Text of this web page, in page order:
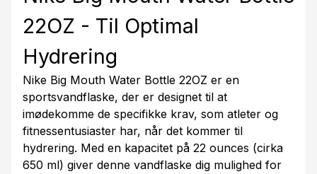
22OZ - Til Optimal
Hydrering
Nike Big Mouth Water Bottle 22OZ er en
sportsvandflaske, der er designet til at
imødekomme de specifikke krav, som atleter og
fitnessentusiaster har, når det kommer til
hydrering. Med en kapacitet på 22 ounces (cirka
650 ml) giver denne vandflaske dig mulighed for